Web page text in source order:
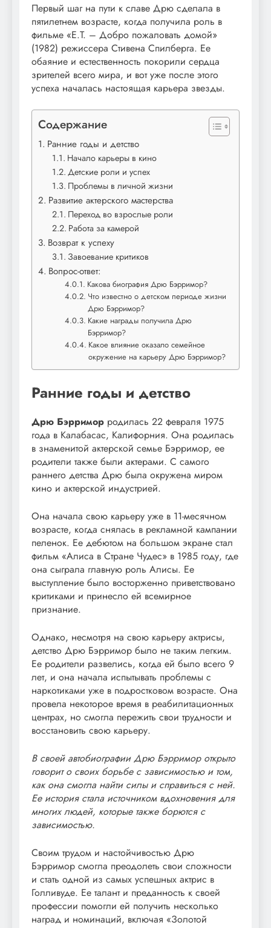
Первый шаг на пути к славе Дрю сделала в
пятилетнем возрасте, когда получила роль в
фильме «E.T. – Добро пожаловать домой»
(1982) режиссера Стивена Спилберга. Ее
обаяние и естественность покорили сердца
зрителей всего мира, и вот уже после этого
успеха началась настоящая карьера звезды.
Содержание
Ранние годы и детство
Начало карьеры в кино
Детские роли и успех
Проблемы в личной жизни
Развитие актерского мастерства
Переход во взрослые роли
Работа за камерой
Возврат к успеху
Завоевание критиков
Вопрос-ответ:
Какова биография Дрю Бэрримор?
Что известно о детском периоде жизни
Дрю Бэрримор?
Какие награды получила Дрю
Бэрримор?
Какое влияние оказало семейное
окружение на карьеру Дрю Бэрримор?
Ранние годы и детство
Дрю Бэрримор родилась 22 февраля 1975
года в Калабасас, Калифорния. Она родилась
в знаменитой актерской семье Бэрримор, ее
родители также были актерами. С самого
раннего детства Дрю была окружена миром
кино и актерской индустрией.
Она начала свою карьеру уже в 11-месячном
возрасте, когда снялась в рекламной кампании
пеленок. Ее дебютом на большом экране стал
фильм «Алиса в Стране Чудес» в 1985 году, где
она сыграла главную роль Алисы. Ее
выступление было восторженно приветствовано
критиками и принесло ей всемирное
признание.
Однако, несмотря на свою карьеру актрисы,
детство Дрю Бэрримор было не таким легким.
Ее родители развелись, когда ей было всего 9
лет, и она начала испытывать проблемы с
наркотиками уже в подростковом возрасте. Она
провела некоторое время в реабилитационных
центрах, но смогла пережить свои трудности и
восстановить свою карьеру.
В своей автобиографии Дрю Бэрримор открыто
говорит о своих борьбе с зависимостью и том,
как она смогла найти силы и справиться с ней.
Ее история стала источником вдохновения для
многих людей, которые также борются с
зависимостью.
Своим трудом и настойчивостью Дрю
Бэрримор смогла преодолеть свои сложности
и стать одной из самых успешных актрис в
Голливуде. Ее талант и преданность к своей
профессии помогли ей получить несколько
наград и номинаций, включая «Золотой